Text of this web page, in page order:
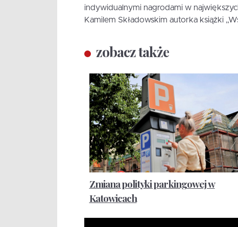
indywidualnymi nagrodami w
Kamilem Składowskim autorka książki
zobacz także
Zmiana polityki parkingowej w
Katowicach